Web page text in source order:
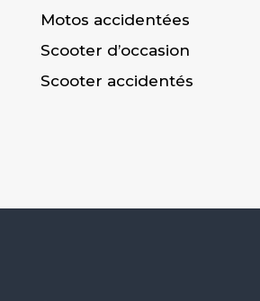
Motos accidentées
Scooter d’occasion
Scooter accidentés